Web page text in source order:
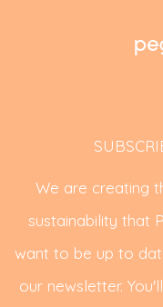
We are creating
sustainability that
want to be up to
our newsletter.